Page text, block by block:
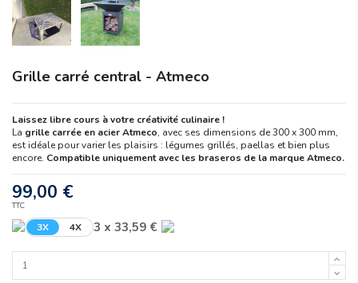
Grille carré central - Atmeco
Laissez libre cours à votre créativité culinaire !
La grille carrée en acier Atmeco, avec ses dimensions de 300 x 300 mm,
est idéale pour varier les plaisirs : légumes grillés, paellas et bien plus
encore. Compatible uniquement avec les braseros de la marque Atmeco.
99,00 €
TTC
3X 4X 3 x 33,59 €